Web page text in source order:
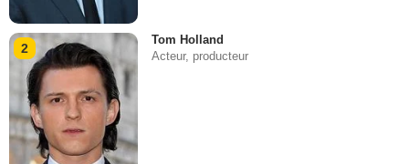
2
Tom Holland
Acteur, producteur